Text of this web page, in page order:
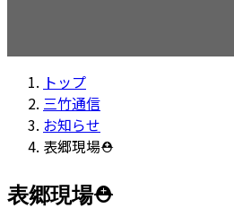
トップ
三竹通信
お知らせ
表郷現場⛑
表郷現場⛑